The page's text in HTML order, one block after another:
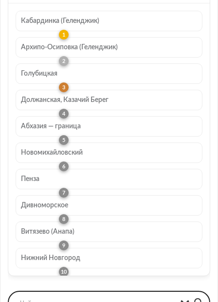
Кабардинка (Геленджик)
Архипо-Осиповка (Геленджик)
Голубицкая
Должанская, Казачий Берег
Абхазия — граница
Новомихайловский
Пенза
Дивноморское
Витязево (Анапа)
Нижний Новгород